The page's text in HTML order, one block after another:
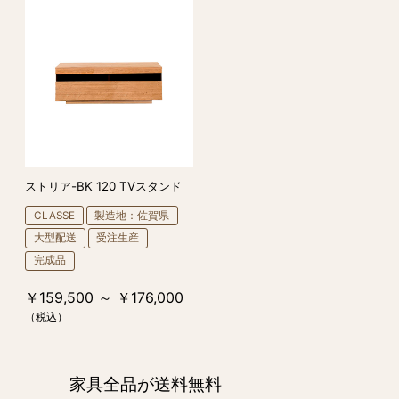
ストリア-BK 120 TVスタンド
CLASSE
製造地：佐賀県
大型配送
受注生産
完成品
￥159,500 ～ ￥176,000
（税込）
家具全品が送料無料